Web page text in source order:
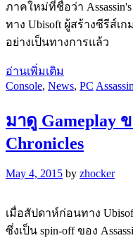
ภาคใหม่ที่ชื่อว่า
ทาง Ubisoft ผู้สร้างซีรีส์เ
อย่างเป็นทางการแล้ว
อ่านเพิ่มเติม
Console, News, PC
มาดู Gameplay ข
Chronicles
May 4, 2015 by zhocker
เมื่อสัปดาห์ก่อนทาง
ซึ่งเป็น spin-off ของ